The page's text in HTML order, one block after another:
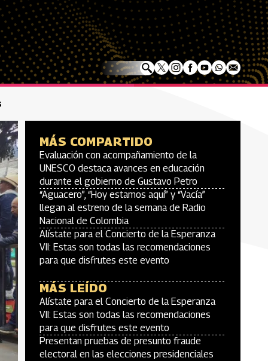
MÁS COMPARTIDO
Evaluación con acompañamiento de la
UNESCO destaca avances en educación
durante el gobierno de Gustavo Petro
“Aguacero”, “Hoy estamos aquí” y “Vacía”
llegan al estreno de la semana de Radio
Nacional de Colombia
Alístate para el Concierto de la Esperanza
VII: Estas son todas las recomendaciones
para que disfrutes este evento
MÁS LEÍDO
Alístate para el Concierto de la Esperanza
VII: Estas son todas las recomendaciones
para que disfrutes este evento
Presentan pruebas de presunto fraude
electoral en las elecciones presidenciales